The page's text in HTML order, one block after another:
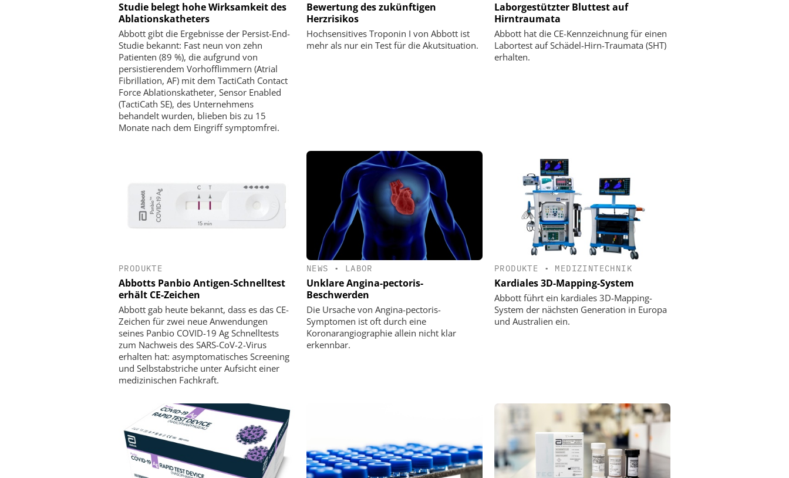
Studie belegt hohe Wirksamkeit des
Ablationskatheters
Abbott gibt die Ergebnisse der Persist-End-
Studie bekannt: Fast neun von zehn
Patienten (89 %), die aufgrund von
persistierendem Vorhofflimmern (Atrial
Fibrillation, AF) mit dem TactiCath Contact
Force Ablationskatheter, Sensor Enabled
(TactiCath SE), des Unternehmens
behandelt wurden, blieben bis zu 15
Monate nach dem Eingriff symptomfrei.
Bewertung des zukünftigen
Herzrisikos
Hochsensitives Troponin I von Abbott ist
mehr als nur ein Test für die Akutsituation.
Laborgestützter Bluttest auf
Hirntraumata
Abbott hat die CE-Kennzeichnung für einen
Labortest auf Schädel-Hirn-Traumata (SHT)
erhalten.
PRODUKTE
Abbotts Panbio Antigen-Schnelltest
erhält CE-Zeichen
Abbott gab heute bekannt, dass es das CE-
Zeichen für zwei neue Anwendungen
seines Panbio COVID-19 Ag Schnelltests
zum Nachweis des SARS-CoV-2-Virus
erhalten hat: asymptomatisches Screening
und Selbstabstriche unter Aufsicht einer
medizinischen Fachkraft.
NEWS • LABOR
Unklare Angina-pectoris-
Beschwerden
Die Ursache von Angina-pectoris-
Symptomen ist oft durch eine
Koronarangiographie allein nicht klar
erkennbar.
PRODUKTE • MEDIZINTECHNIK
Kardiales 3D-Mapping-System
Abbott führt ein kardiales 3D-Mapping-
System der nächsten Generation in Europa
und Australien ein.